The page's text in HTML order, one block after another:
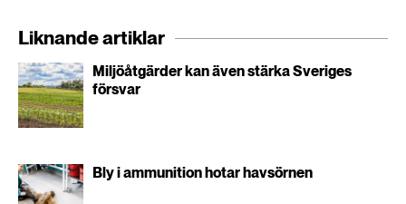
Liknande artiklar
Miljöåtgärder kan även stärka Sveriges
försvar
Bly i ammunition hotar havsörnen